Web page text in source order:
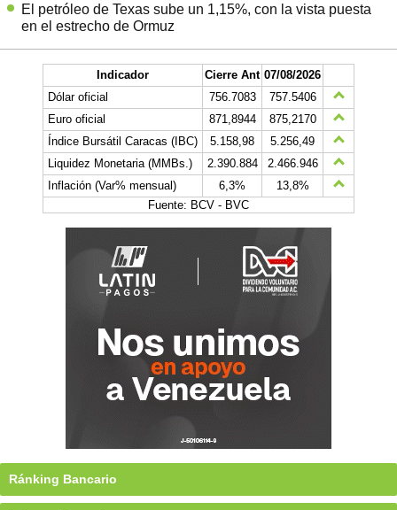
El petróleo de Texas sube un 1,15%, con la vista puesta
en el estrecho de Ormuz
Indicador Cierre Ant 07/08/2026
Dólar oficial
756.7083
757.5406
Euro oficial
871,8944
875,2170
Índice Bursátil Caracas (IBC)
5.158,98
5.256,49
Liquidez Monetaria (MMBs.)
2.390.884
2.466.946
Inflación (Var% mensual)
6,3%
13,8%
Fuente: BCV - BVC
Ránking Bancario